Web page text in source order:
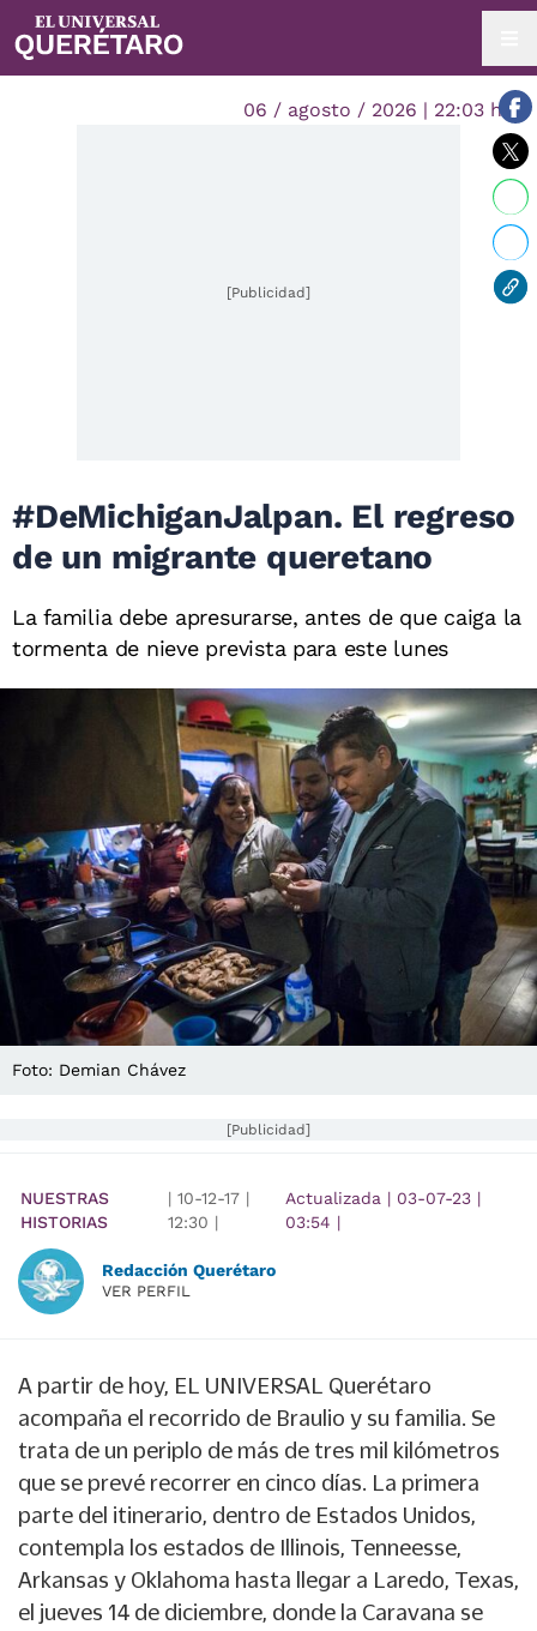
06 / agosto / 2026 | 22:03 hrs.
[Publicidad]
#DeMichiganJalpan. El regreso
de un migrante queretano
La familia debe apresurarse, antes de que caiga la
tormenta de nieve prevista para este lunes
Foto: Demian Chávez
[Publicidad]
NUESTRAS
HISTORIAS
|10-12-17 |
12:30 |
Actualizada | 03-07-23 |
03:54 |
Redacción Querétaro
VER PERFIL
A partir de hoy, EL UNIVERSAL Querétaro
acompaña el recorrido de Braulio y su familia. Se
trata de un periplo de más de tres mil kilómetros
que se prevé recorrer en cinco días. La primera
parte del itinerario, dentro de Estados Unidos,
contempla los estados de Illinois, Tenneesse,
Arkansas y Oklahoma hasta llegar a Laredo, Texas,
el jueves 14 de diciembre, donde la Caravana se